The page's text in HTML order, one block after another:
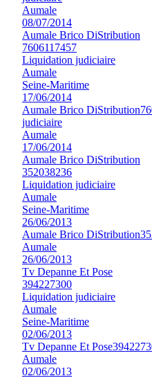
Aumale
08/07/2014
Aumale Brico DiStribution
7606117457
Liquidation judiciaire
Aumale
Seine-Maritime
17/06/2014
Aumale Brico DiStribution
judiciaire
Aumale
17/06/2014
Aumale Brico DiStribution
352038236
Liquidation judiciaire
Aumale
Seine-Maritime
26/06/2013
Aumale Brico DiStribution
Aumale
26/06/2013
Tv Depanne Et Pose
394227300
Liquidation judiciaire
Aumale
Seine-Maritime
02/06/2013
Tv Depanne Et Pose
Aumale
02/06/2013